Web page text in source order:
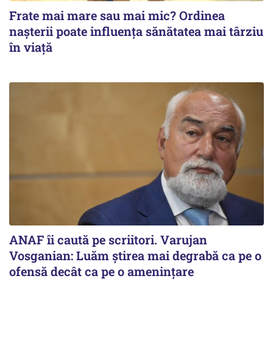
Frate mai mare sau mai mic? Ordinea
nașterii poate influența sănătatea mai târziu
în viață
ANAF îi caută pe scriitori. Varujan
Vosganian: Luăm știrea mai degrabă ca pe o
ofensă decât ca pe o amenințare